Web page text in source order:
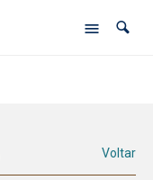
Voltar